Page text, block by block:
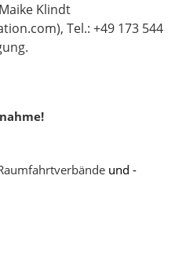
Klindt
Tel.: +49 173 544
und -